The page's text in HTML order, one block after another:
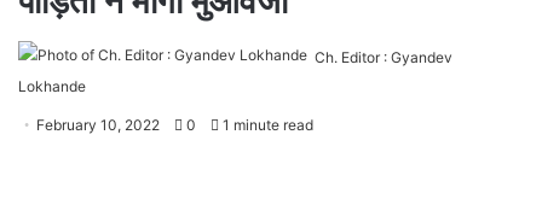
Ch. Editor : Gyandev
Lokhande
February 10, 2022 0 1 minute read